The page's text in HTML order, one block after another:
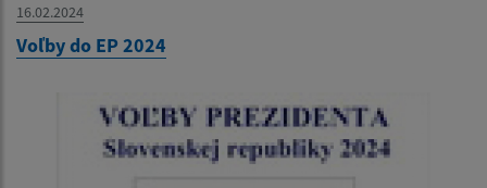
16.02.2024
Voľby do EP 2024